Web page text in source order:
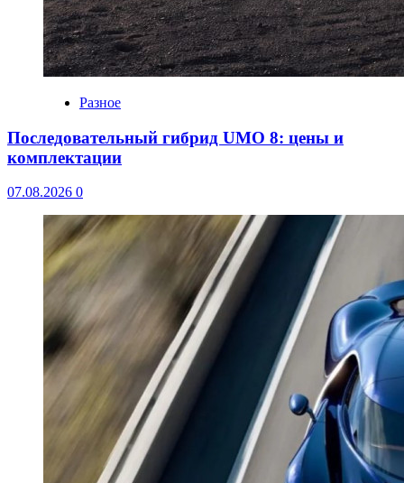
Разное
Последовательный гибрид UMO 8: цены и
комплектации
07.08.2026 0